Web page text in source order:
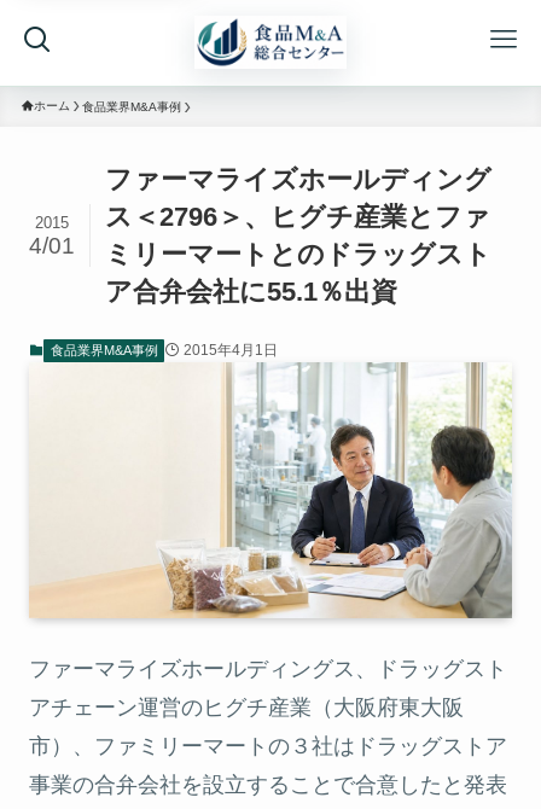
ホーム 食品業界M&A事例
ファーマライズホールディング
ス＜2796＞、ヒグチ産業とファ
ミリーマートとのドラッグスト
ア合弁会社に55.1％出資
2015
4/01
食品業界M&A事例 2015年4月1日
ファーマライズホールディングス、ドラッグスト
アチェーン運営のヒグチ産業（大阪府東大阪
市）、ファミリーマートの３社はドラッグストア
事業の合弁会社を設立することで合意したと発表